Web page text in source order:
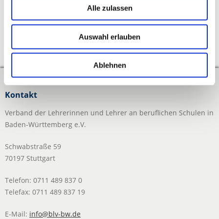
Alle zulassen
Auswahl erlauben
Ablehnen
Zum Seitenanfang
Kontakt
Verband der Lehrerinnen und Lehrer an beruflichen Schulen in
Baden-Württemberg e.V.
Schwabstraße 59
70197 Stuttgart
Telefon: 0711 489 837 0
Telefax: 0711 489 837 19
E-Mail: info@blv-bw.de